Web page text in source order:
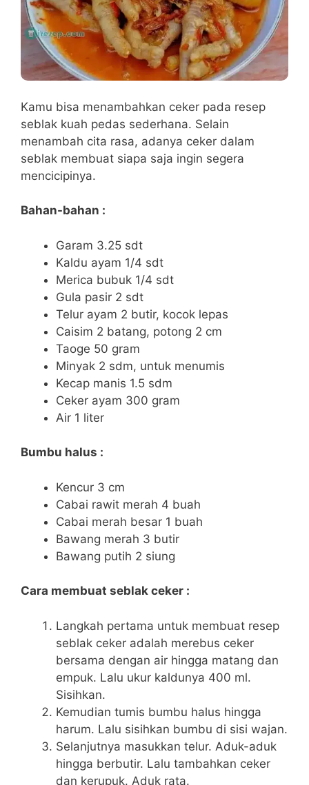
Kamu bisa menambahkan ceker pada resep
seblak kuah pedas sederhana. Selain
menambah cita rasa, adanya ceker dalam
seblak membuat siapa saja ingin segera
mencicipinya.
Bahan-bahan :
Garam 3.25 sdt
Kaldu ayam 1/4 sdt
Merica bubuk 1/4 sdt
Gula pasir 2 sdt
Telur ayam 2 butir, kocok lepas
Caisim 2 batang, potong 2 cm
Taoge 50 gram
Minyak 2 sdm, untuk menumis
Kecap manis 1.5 sdm
Ceker ayam 300 gram
Air 1 liter
Bumbu halus :
Kencur 3 cm
Cabai rawit merah 4 buah
Cabai merah besar 1 buah
Bawang merah 3 butir
Bawang putih 2 siung
Cara membuat seblak ceker :
Langkah pertama untuk membuat resep
seblak ceker adalah merebus ceker
bersama dengan air hingga matang dan
empuk. Lalu ukur kaldunya 400 ml.
Sisihkan.
Kemudian tumis bumbu halus hingga
harum. Lalu sisihkan bumbu di sisi wajan.
Selanjutnya masukkan telur. Aduk-aduk
hingga berbutir. Lalu tambahkan ceker
dan kerupuk. Aduk rata.